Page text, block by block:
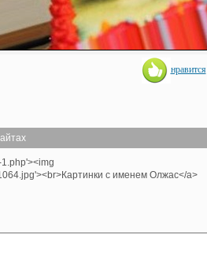
нравится
с именем Олжас</a>